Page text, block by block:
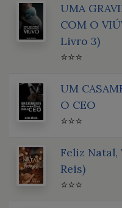
UMA
COM O
Livro 3)
⭐⭐⭐
UM
O CEO
⭐⭐⭐
Feliz Natal,
Reis)
⭐⭐⭐